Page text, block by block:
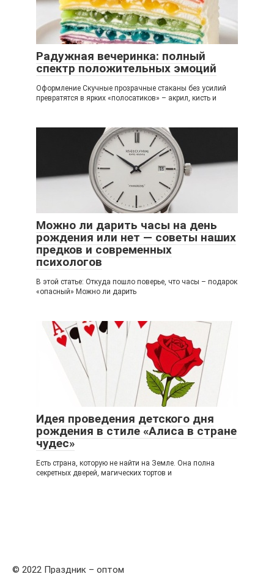
Радужная вечеринка: полный
спектр положительных эмоций
Оформление Скучные прозрачные стаканы без усилий
превратятся в ярких «полосатиков» – акрил, кисть и
Можно ли дарить часы на день
рождения или нет — советы наших
предков и современных
психологов
В этой статье: Откуда пошло поверье, что часы – подарок
«опасный» Можно ли дарить
Идея проведения детского дня
рождения в стиле «Алиса в стране
чудес»
Есть страна, которую не найти на Земле. Она полна
секретных дверей, магических тортов и
© 2022 Праздник – оптом